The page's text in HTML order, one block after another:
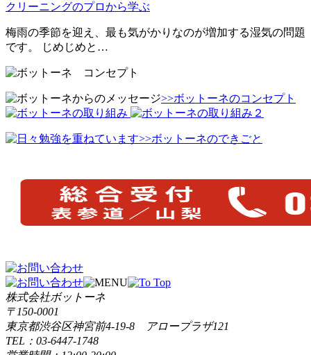
クリーニングのプロから学ぶ
梅雨の季節を迎え、最も気がかりなのが増加する湿気の問題
です。 じめじめと…
>>ボットーネのコンセプト
>>ボットーネのできごと
株式会社ボットーネ
〒150-0001
東京都渋谷区神宮前4-19-8 アロープラザ121
TEL：03-6447-1748